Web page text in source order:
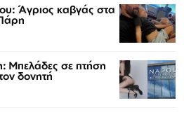
Άγριος καβγάς στα
Μπελάδες σε πτήση
δονητή